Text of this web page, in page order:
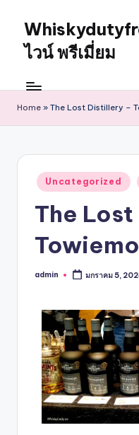
ไวน์ พรีเมี่ยม
Home » The Lost Distillery –
Uncategorized
The
admin มกราคม 5,